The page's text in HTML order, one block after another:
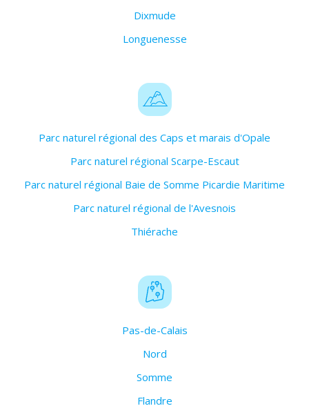
Dixmude
Longuenesse
Parc naturel régional des Caps et marais d'Opale
Parc naturel régional Scarpe-Escaut
Parc naturel régional Baie de Somme Picardie Maritime
Parc naturel régional de l'Avesnois
Thiérache
Pas-de-Calais
Nord
Somme
Flandre